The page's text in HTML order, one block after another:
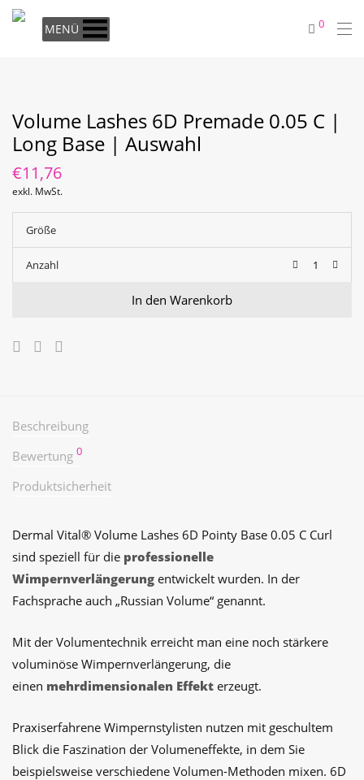
MENÜ 0
Volume Lashes 6D Premade 0.05 C |
Long Base | Auswahl
€11,76
exkl. MwSt.
Größe
Anzahl
In den Warenkorb
Beschreibung
Bewertung 0
Produktsicherheit
Dermal Vital® Volume Lashes 6D Pointy Base 0.05 C Curl
sind speziell für die professionelle
Wimpernverlängerung entwickelt wurden. In der
Fachsprache auch „Russian Volume“ genannt.
Mit der Volumentechnik erreicht man eine noch stärkere
voluminöse Wimpernverlängerung, die
einen mehrdimensionalen Effekt erzeugt.
Praxiserfahrene Wimpernstylisten nutzen mit geschultem
Blick die Faszination der Volumeneffekte, in dem Sie
beispielsweise verschiedene Volumen-Methoden mixen. 6D